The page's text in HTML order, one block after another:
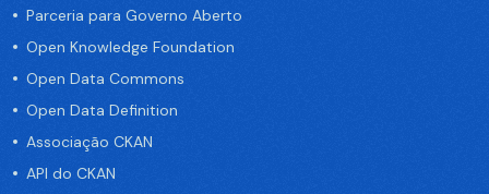
Parceria para Governo Aberto
Open Knowledge Foundation
Open Data Commons
Open Data Definition
Associação CKAN
API do CKAN